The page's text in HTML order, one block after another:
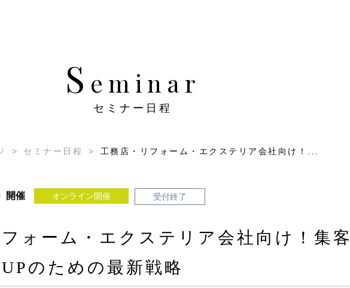
S eminar
セミナー日程
> セミナー日程 > 工務店・リフォーム・エクステリア会社向け！...
開催 オンライン開催 受付終了
ォーム・エクステリア会社向け！集客
のための最新戦略